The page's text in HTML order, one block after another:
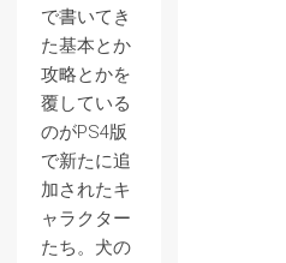
で書いてき
た基本とか
攻略とかを
覆している
のがPS4版
で新たに追
加されたキ
ャラクター
たち。犬の